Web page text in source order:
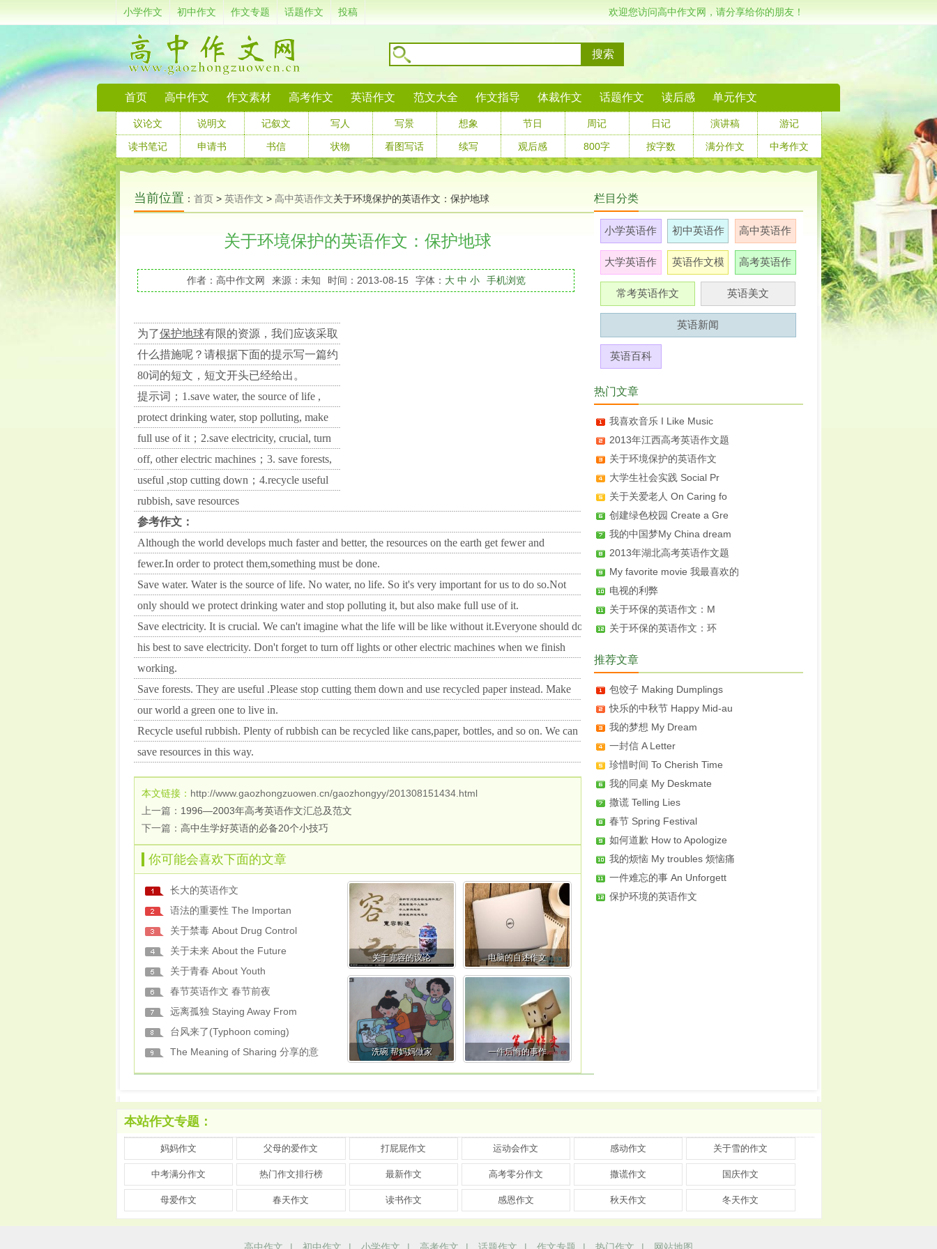
小学作文 初中作文 作文专题 话题作文 投稿 欢迎您访问高中作文网，请分享给你的朋友！
搜索
首页 高中作文 作文素材 高考作文 英语作文 范文大全 作文指导 体裁作文 话题作文 读后感 单元作文
议论文 说明文 记叙文 写人 写景 想象 节日 周记 日记 演讲稿 游记
读书笔记 申请书 书信 状物 看图写话 续写 观后感 800字 按字数 满分作文 中考作文
当前位置 ： 首页 > 英语作文 > 高中英语作文关于环境保护的英语作文：保护地球
关于环境保护的英语作文：保护地球
作者：高中作文网 来源：未知 时间：2013-08-15 字体： 大 中 小 手机浏览
为了保护地球有限的资源，我们应该采取
什么措施呢？请根据下面的提示写一篇约
80词的短文，短文开头已经给出。
提示词；1.save water, the source of life ,
protect drinking water, stop polluting, make
full use of it；2.save electricity, crucial, turn
off, other electric machines；3. save forests,
useful ,stop cutting down；4.recycle useful
rubbish, save resources
参考作文：
Although the world develops much faster and better, the resources on the earth get fewer and
fewer.In order to protect them,something must be done.
Save water. Water is the source of life. No water, no life. So it's very important for us to do so.Not
only should we protect drinking water and stop polluting it, but also make full use of it.
Save electricity. It is crucial. We can't imagine what the life will be like without it.Everyone should do
his best to save electricity. Don't forget to turn off lights or other electric machines when we finish
working.
Save forests. They are useful .Please stop cutting them down and use recycled paper instead. Make
our world a green one to live in.
Recycle useful rubbish. Plenty of rubbish can be recycled like cans,paper, bottles, and so on. We can
save resources in this way.
本文链接： http://www.gaozhongzuowen.cn/gaozhongyy/201308151434.html
上一篇： 1996—2003年高考英语作文汇总及范文
下一篇： 高中生学好英语的必备20个小技巧
你可能会喜欢下面的文章
长大的英语作文
语法的重要性 The Importan
关于禁毒 About Drug Control
关于未来 About the Future
关于青春 About Youth
春节英语作文 春节前夜
远离孤独 Staying Away From
台风来了(Typhoon coming)
The Meaning of Sharing 分享的意
关于宽容的议论 电脑的自述作文
洗碗 帮妈妈做家 一件后悔的事作
栏目分类
小学英语作
文
初中英语作
文
高中英语作
文
大学英语作
文
英语作文模
板
高考英语作
文
常考英语作文 英语美文
英语新闻
英语百科
热门文章
我喜欢音乐 I Like Music
2013年江西高考英语作文题
关于环境保护的英语作文
大学生社会实践 Social Pr
关于关爱老人 On Caring fo
创建绿色校园 Create a Gre
我的中国梦My China dream
2013年湖北高考英语作文题
My favorite movie 我最喜欢的
电视的利弊
关于环保的英语作文：M
关于环保的英语作文：环
推荐文章
包饺子 Making Dumplings
快乐的中秋节 Happy Mid-au
我的梦想 My Dream
一封信 A Letter
珍惜时间 To Cherish Time
我的同桌 My Deskmate
撒谎 Telling Lies
春节 Spring Festival
如何道歉 How to Apologize
我的烦恼 My troubles 烦恼痛
一件难忘的事 An Unforgett
保护环境的英语作文
本站作文专题：
妈妈作文 父母的爱作文 打屁屁作文 运动会作文 感动作文 关于雪的作文
中考满分作文 热门作文排行榜 最新作文 高考零分作文 撒谎作文 国庆作文
母爱作文 春天作文 读书作文 感恩作文 秋天作文 冬天作文